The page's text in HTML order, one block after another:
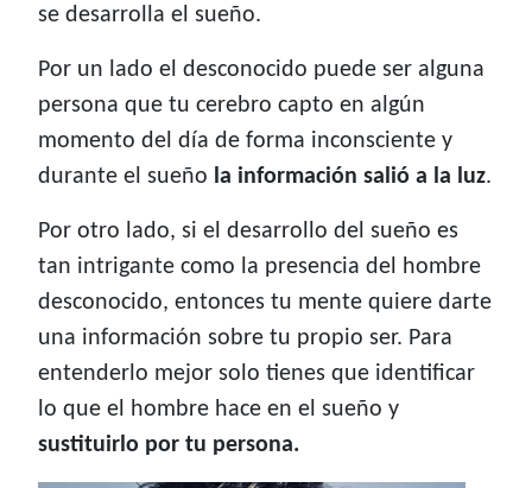
se desarrolla el sueño.
Por un lado el desconocido puede ser alguna
persona que tu cerebro capto en algún
momento del día de forma inconsciente y
durante el sueño la información salió a la luz.
Por otro lado, si el desarrollo del sueño es
tan intrigante como la presencia del hombre
desconocido, entonces tu mente quiere darte
una información sobre tu propio ser. Para
entenderlo mejor solo tienes que identificar
lo que el hombre hace en el sueño y
sustituirlo por tu persona.